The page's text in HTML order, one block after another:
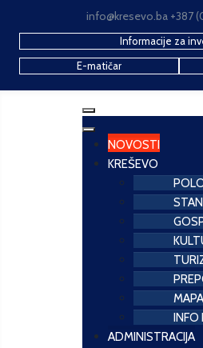
info@kresevo.ba +387
Informacije za
E-matičar
NOVOSTI
KREŠEVO
MAPA
INFO
ADMINISTRACIJA